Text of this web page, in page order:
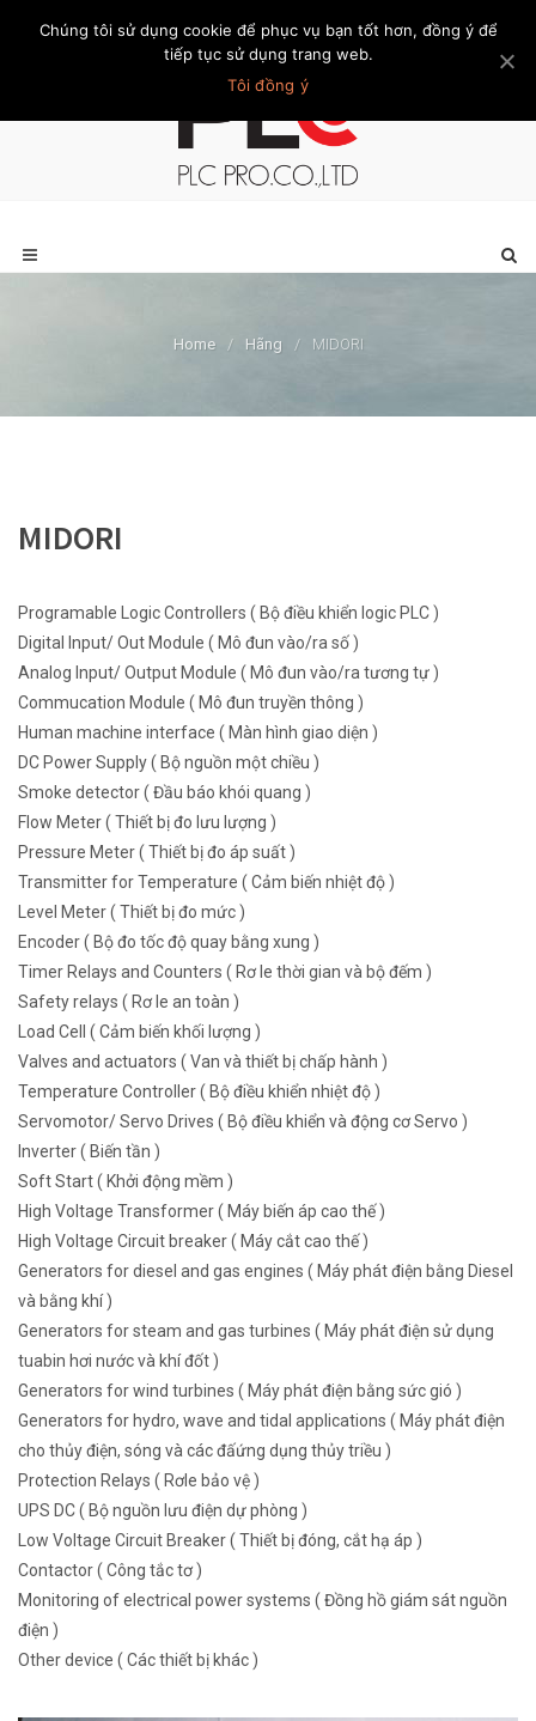
Trang chủ Giới thiệu Khách hàng Liên hệ Thành viên
Home / Hãng / MIDORI
MIDORI
Programable Logic Controllers ( Bộ điều khiển logic PLC )
Digital Input/ Out Module ( Mô đun vào/ra số )
Analog Input/ Output Module ( Mô đun vào/ra tương tự )
Commucation Module ( Mô đun truyền thông )
Human machine interface ( Màn hình giao diện )
DC Power Supply ( Bộ nguồn một chiều )
Smoke detector ( Đầu báo khói quang )
Flow Meter ( Thiết bị đo lưu lượng )
Pressure Meter ( Thiết bị đo áp suất )
Transmitter for Temperature ( Cảm biến nhiệt độ )
Level Meter ( Thiết bị đo mức )
Encoder ( Bộ đo tốc độ quay bằng xung )
Timer Relays and Counters ( Rơ le thời gian và bộ đếm )
Safety relays ( Rơ le an toàn )
Load Cell ( Cảm biến khối lượng )
Valves and actuators ( Van và thiết bị chấp hành )
Temperature Controller ( Bộ điều khiển nhiệt độ )
Servomotor/ Servo Drives ( Bộ điều khiển và động cơ Servo )
Inverter ( Biến tần )
Soft Start ( Khởi động mềm )
High Voltage Transformer ( Máy biến áp cao thế )
High Voltage Circuit breaker ( Máy cắt cao thế )
Generators for diesel and gas engines ( Máy phát điện bằng Diesel
và bằng khí )
Generators for steam and gas turbines ( Máy phát điện sử dụng
tuabin hơi nước và khí đốt )
Generators for wind turbines ( Máy phát điện bằng sức gió )
Generators for hydro, wave and tidal applications ( Máy phát điện
cho thủy điện, sóng và các đấứng dụng thủy triều )
Protection Relays ( Rơle bảo vệ )
UPS DC ( Bộ nguồn lưu điện dự phòng )
Low Voltage Circuit Breaker ( Thiết bị đóng, cắt hạ áp )
Contactor ( Công tắc tơ )
Monitoring of electrical power systems ( Đồng hồ giám sát nguồn
điện )
Other device ( Các thiết bị khác )
Chúng tôi sử dụng cookie để phục vụ bạn tốt hơn, đồng ý để
tiếp tục sử dụng trang web.
Tôi đồng ý